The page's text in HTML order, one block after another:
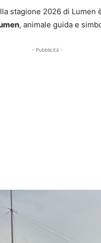
stagione 2026 di Lumen
, animale guida e
- Pubblicità -